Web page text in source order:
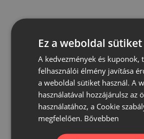
Ez a weboldal
A kedvezmények és kuponok,
felhasználói élmény javítása
a weboldal sütiket használ. A
használatával hozzájárulsz az
használatához, a Cookie
megfelelően. Bővebben